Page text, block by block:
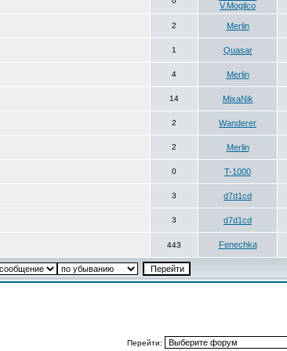
V.Mogilco
2 Merlin
1 Quasar
4 Merlin
14 MixaNik
2 Wanderer
2 Merlin
0 T-1000
3 d7d1cd
3 d7d1cd
443 Fenechka
Перейти: